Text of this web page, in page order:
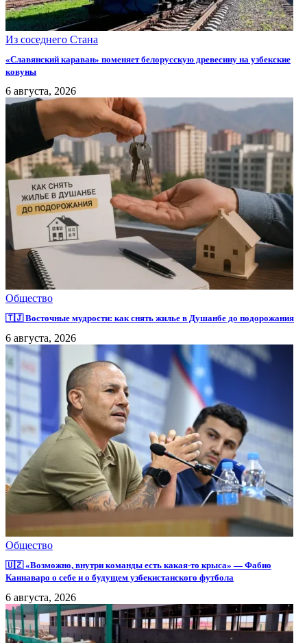
Из соседнего Стана
«Славянский караван» поменяет белорусскую древесину на узбекские
ковуны
6 августа, 2026
Общество
🇹🇯 Восточные мудрости: как снять жилье в Душанбе до подорожания
6 августа, 2026
Общество
🇺🇿 «Возможно, внутри команды есть какая-то крыса» — Фабио
Каннаваро о себе и о будущем узбекистанского футбола
6 августа, 2026